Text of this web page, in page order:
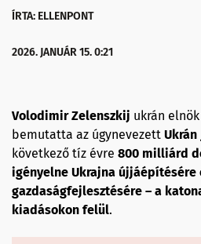
ÍRTA: ELLENPONT
2026. JANUÁR 15. 0:21
Volodimir Zelenszkij ukrán
bemutatta az úgynevezett Ukrán
következő tíz évre 800 milliárd
igényelne Ukrajna újjáépítésére
gazdaságfejlesztésére – a
kiadásokon felül.